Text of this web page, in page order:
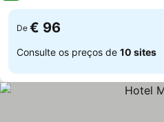
De € 96
Consulte os preços de 10 sites